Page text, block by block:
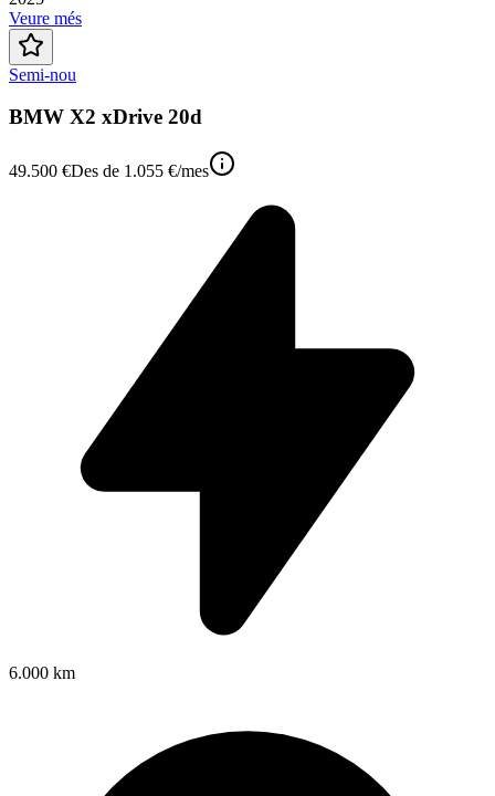
Veure més
Semi-nou
BMW X2 xDrive 20d
49.500 €Des de 1.055 €/mes
6.000 km